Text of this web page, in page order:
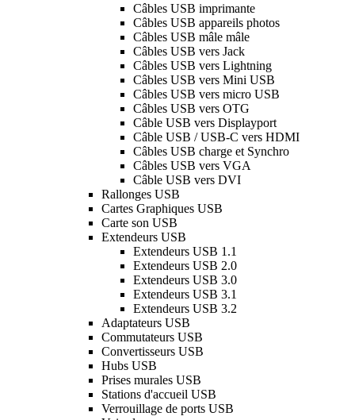
Câbles USB imprimante
Câbles USB appareils photos
Câbles USB mâle mâle
Câbles USB vers Jack
Câbles USB vers Lightning
Câbles USB vers Mini USB
Câbles USB vers micro USB
Câbles USB vers OTG
Câble USB vers Displayport
Câble USB / USB-C vers HDMI
Câbles USB charge et Synchro
Câbles USB vers VGA
Câble USB vers DVI
Rallonges USB
Cartes Graphiques USB
Carte son USB
Extendeurs USB
Extendeurs USB 1.1
Extendeurs USB 2.0
Extendeurs USB 3.0
Extendeurs USB 3.1
Extendeurs USB 3.2
Adaptateurs USB
Commutateurs USB
Convertisseurs USB
Hubs USB
Prises murales USB
Stations d'accueil USB
Verrouillage de ports USB